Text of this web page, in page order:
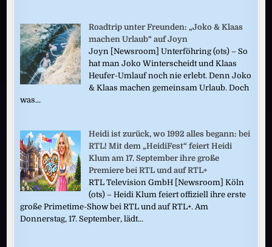
Roadtrip unter Freunden: „Joko & Klaas
machen Urlaub“ auf Joyn
Joyn [Newsroom] Unterföhring (ots) – So
hat man Joko Winterscheidt und Klaas
Heufer-Umlauf noch nie erlebt. Denn Joko
& Klaas machen gemeinsam Urlaub. Doch
was...
Heidi ist zurück, wo 1992 alles begann: bei
RTL! Mit dem „HeidiFest“ feiert Heidi
Klum am 17. September ihre große
Premiere bei RTL und auf RTL+
RTL Television GmbH [Newsroom] Köln
(ots) – Heidi Klum feiert offiziell ihre erste
große Primetime-Show bei RTL und auf RTL+. Am
Donnerstag, 17. September, lädt...